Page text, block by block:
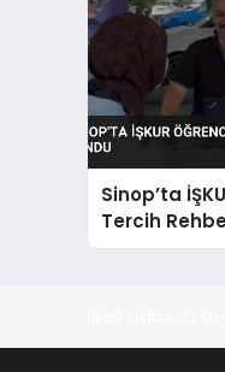
Sinop’ta
Tercih